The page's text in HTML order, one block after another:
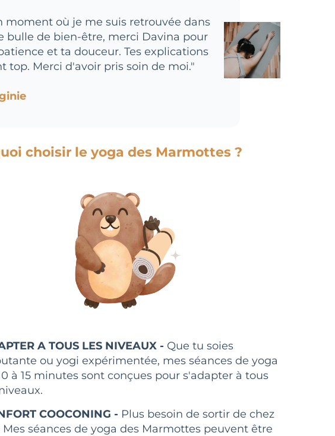
moment où je me suis retrouvée dans
bulle de bien-être, merci Davina pour
et ta douceur. Tes explications
top. Merci d'avoir pris soin de moi."
choisir le yoga des Marmottes ?
A TOUS LES NIVEAUX - Que tu soies
ou yogi expérimentée, mes séances de yoga
à 15 minutes sont conçues pour s'adapter à tous
COOCONING - Plus besoin de sortir de chez
Mes séances de yoga des Marmottes peuvent être